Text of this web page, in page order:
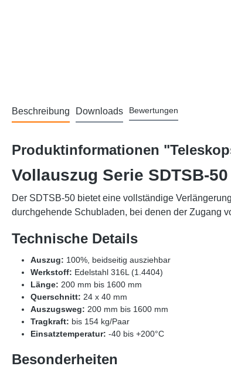
Beschreibung Downloads Bewertungen
Produktinformationen
Vollauszug Serie SDTSB-50
Der SDTSB-50 bietet eine vollständige
durchgehende Schubladen, bei denen der Zugang
Technische Details
Auszug: 100%, beidseitig ausziehbar
Werkstoff: Edelstahl 316L (1.4404)
Länge: 200 mm bis 1600 mm
Querschnitt: 24 x 40 mm
Auszugsweg: 200 mm bis 1600 mm
Tragkraft: bis 154 kg/Paar
Einsatztemperatur: -40 bis +200°C
Besonderheiten